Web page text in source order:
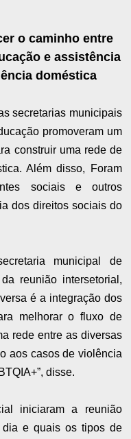
o caminho entre
e assistência
doméstica
secretarias municipais
promoveram um
construir uma rede de
Além disso, Foram
sociais e outros
dos direitos sociais do
municipal de
reunião intersetorial,
é a integração dos
melhorar o fluxo de
rede entre as diversas
aos casos de violência
disse.
iniciaram a reunião
e quais os tipos de